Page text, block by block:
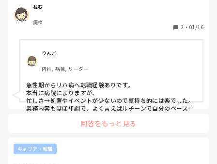
人により働きやすさは違うと思いますが、教えていただきた
いです。
ねむ
病棟
2 ・ 01/16
りんご
内科, 病棟, リーダー
急性期からリハ病へ転職経験ありです。
本当に病院によりますが、
忙しさ→処置やイベントが少ないので気持ち的には楽でした。
業務内容もほぼ単調で、よく言えばルチーンで自分のペースで
あとは、人手不足が深刻な病院だと、急性期並みに忙しくなる
イントかと思います。
回答をもっと見る
キャリア・転職